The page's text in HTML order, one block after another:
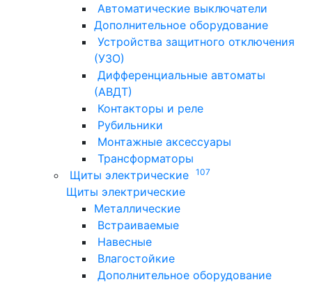
Автоматические выключатели
Дополнительное оборудование
Устройства защитного отключения
(УЗО)
Дифференциальные автоматы
(АВДТ)
Контакторы и реле
Рубильники
Монтажные аксессуары
Трансформаторы
Щиты электрические
107
Щиты электрические
Металлические
Встраиваемые
Навесные
Влагостойкие
Дополнительное оборудование